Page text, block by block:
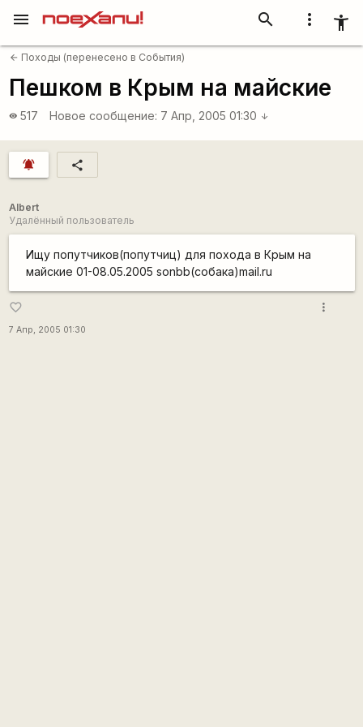
more_vert accessibility_new
search
menu
arrow_back Походы (перенесено в События)
Пешком в Крым на майские
visibility 517 Новое сообщение: 7 Апр, 2005 01:30 arrow_downward
notifications_active share
Albert
Удалённый пользователь
Ищу попутчиков(попутчиц) для похода в Крым на
майские 01-08.05.2005 sonbb(собака)mail.ru
favorite_border
7 Апр, 2005 01:30
more_vert